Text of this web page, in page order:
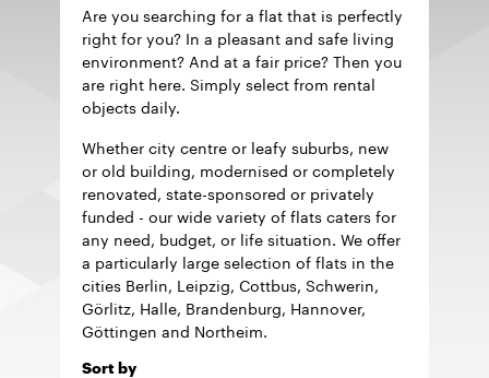
Are you searching for a flat that is perfectly
right for you? In a pleasant and safe living
environment? And at a fair price? Then you
are right here. Simply select from rental
objects daily.
Whether city centre or leafy suburbs, new
or old building, modernised or completely
renovated, state-sponsored or privately
funded - our wide variety of flats caters for
any need, budget, or life situation. We offer
a particularly large selection of flats in the
cities Berlin, Leipzig, Cottbus, Schwerin,
Görlitz, Halle, Brandenburg, Hannover,
Göttingen and Northeim.
Sort by